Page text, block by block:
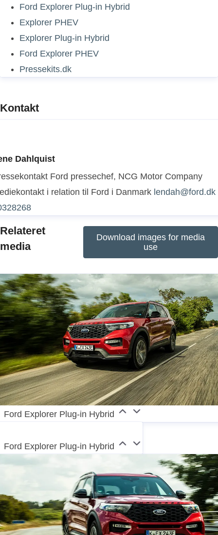
Ford Explorer Plug-in Hybrid
Explorer PHEV
Explorer Plug-in Hybrid
Ford Explorer PHEV
Pressekits.dk
Kontakt
Dahlquist
Ford pressechef, NCG Motor Company
i relation til Ford i Danmark lendah@ford.dk
Relateret
media
Download images for media
use
Ford Explorer Plug-in Hybrid
Ford Explorer Plug-in Hybrid